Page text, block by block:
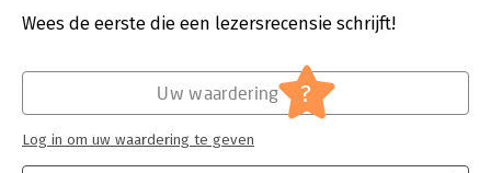
Wees de eerste die een lezersrecensie schrijft!
Uw waardering ?
Log in om uw waardering te geven